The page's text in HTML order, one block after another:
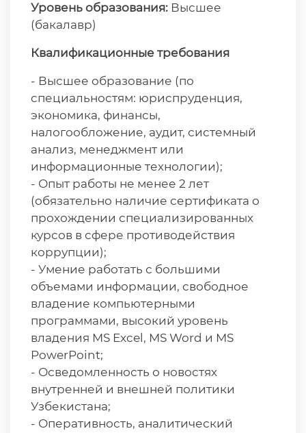
Уровень образования: Высшее
(бакалавр)
Квалификационные требования
- Высшее образование (по
специальностям: юриспруденция,
экономика, финансы,
налогообложение, аудит, системный
анализ, менеджмент или
информационные технологии);
- Опыт работы не менее 2 лет
(обязательно наличие сертификата о
прохождении специализированных
курсов в сфере противодействия
коррупции);
- Умение работать с большими
объемами информации, свободное
владение компьютерными
программами, высокий уровень
владения MS Excel, MS Word и MS
PowerPoint;
- Осведомленность о новостях
внутренней и внешней политики
Узбекистана;
- Оперативность, аналитический